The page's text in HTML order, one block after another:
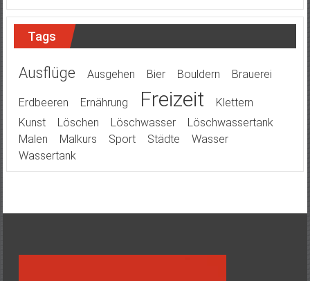
Tags
Ausflüge Ausgehen Bier Bouldern Brauerei
Erdbeeren Ernährung Freizeit
Klettern
Kunst
Löschen Löschwasser
Löschwassertank
Malen
Malkurs Sport Städte
Wasser
Wassertank